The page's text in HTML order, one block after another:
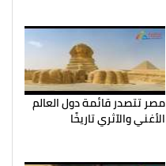
مصر تتصدر قائمة دول العالم
الأغني والآثري تاريخًا